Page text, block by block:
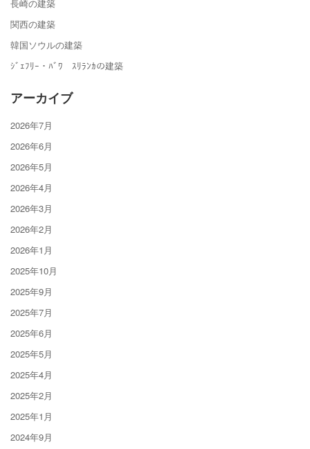
長崎の建築
関西の建築
韓国ソウルの建築
ｼﾞｪﾌﾘｰ・ﾊﾞﾜ ｽﾘﾗﾝｶの建築
アーカイブ
2026年7月
2026年6月
2026年5月
2026年4月
2026年3月
2026年2月
2026年1月
2025年10月
2025年9月
2025年7月
2025年6月
2025年5月
2025年4月
2025年2月
2025年1月
2024年9月